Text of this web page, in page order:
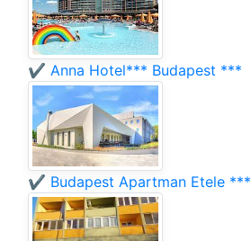
✔️ Anna Hotel*** Budapest ***
✔️ Budapest Apartman Etele ***